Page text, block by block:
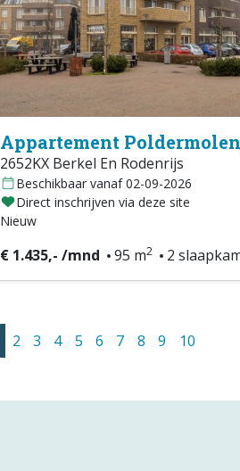
Appartement
2652KX Berkel En Rodenrijs
Beschikbaar vanaf 02-09-2026
Direct inschrijven via deze site
Nieuw
€ 1.435,- /mnd 95 m2 2
2 3 4 5 6 7 8 9 10